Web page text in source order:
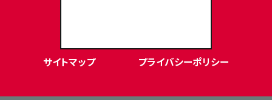
サイトマップ プライバシーポリシー